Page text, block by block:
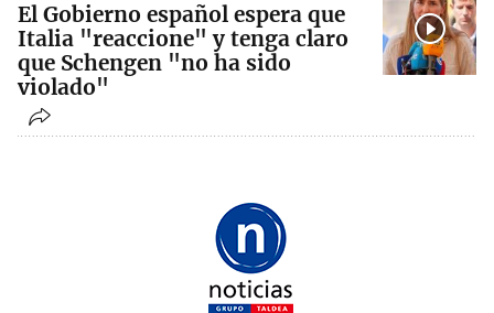
El Gobierno español espera que
Italia "reaccione" y tenga claro
que Schengen "no ha sido
violado"